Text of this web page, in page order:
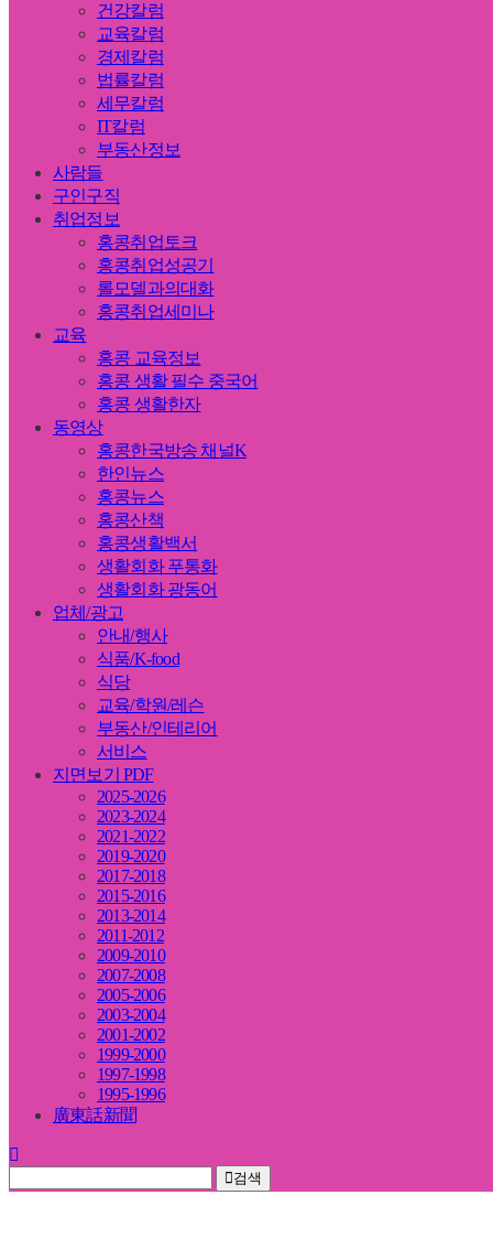
건강칼럼
교육칼럼
경제칼럼
법률칼럼
세무칼럼
IT칼럼
부동산정보
사람들
구인구직
취업정보
홍콩취업토크
홍콩취업성공기
롤모델과의대화
홍콩취업세미나
교육
홍콩 교육정보
홍콩 생활 필수 중국어
홍콩 생활한자
동영상
홍콩한국방송 채널K
한인뉴스
홍콩뉴스
홍콩산책
홍콩생활백서
생활회화 푸통화
생활회화 광동어
업체/광고
안내/행사
식품/K-food
식당
교육/학원/레슨
부동산/인테리어
서비스
지면보기 PDF
2025-2026
2023-2024
2021-2022
2019-2020
2017-2018
2015-2016
2013-2014
2011-2012
2009-2010
2007-2008
2005-2006
2003-2004
2001-2002
1999-2000
1997-1998
1995-1996
廣東話新聞
검색